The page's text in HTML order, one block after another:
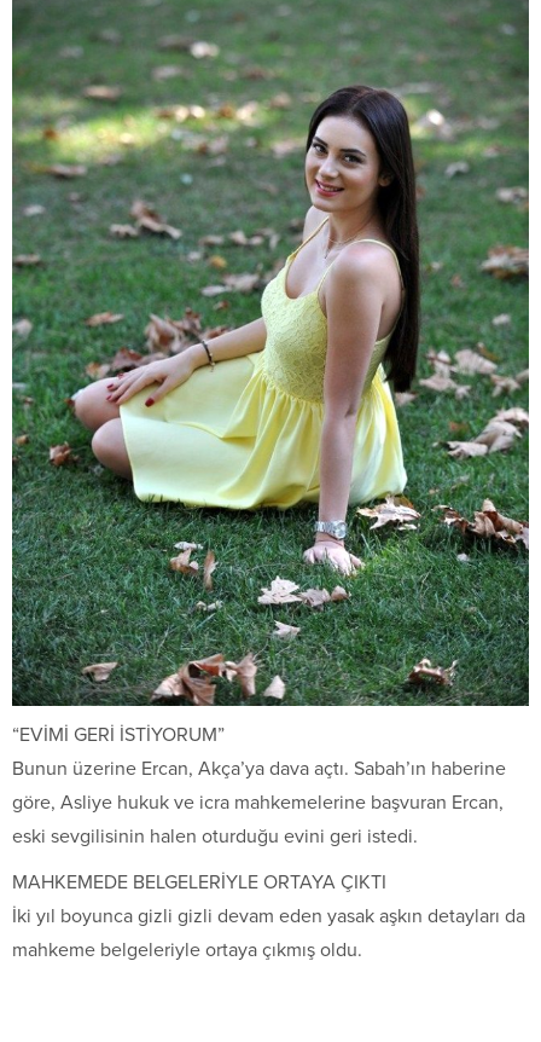
“EVİMİ GERİ İSTİYORUM”
Bunun üzerine Ercan, Akça’ya dava açtı. Sabah’ın haberine
göre, Asliye hukuk ve icra mahkemelerine başvuran Ercan,
eski sevgilisinin halen oturduğu evini geri istedi.
MAHKEMEDE BELGELERİYLE ORTAYA ÇIKTI
İki yıl boyunca gizli gizli devam eden yasak aşkın detayları da
mahkeme belgeleriyle ortaya çıkmış oldu.